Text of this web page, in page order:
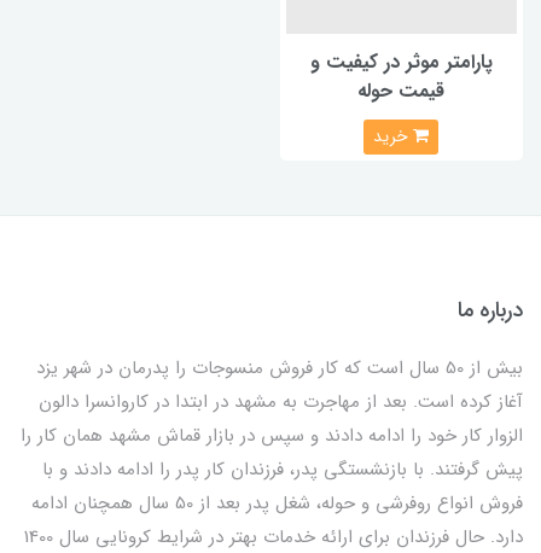
پارامتر موثر در کیفیت و
قیمت حوله
خرید
درباره ما
بیش از 50 سال است که کار فروش منسوجات را پدرمان در شهر یزد
آغاز کرده است. بعد از مهاجرت به مشهد در ابتدا در کاروانسرا دالون
الزوار کار خود را ادامه دادند و سپس در بازار قماش مشهد همان کار را
پیش گرفتند. با بازنشستگی پدر، فرزندان کار پدر را ادامه دادند و با
فروش انواع روفرشی و حوله، شغل پدر بعد از 50 سال همچنان ادامه
دارد. حال فرزندان برای ارائه خدمات بهتر در شرایط کرونایی سال 1400